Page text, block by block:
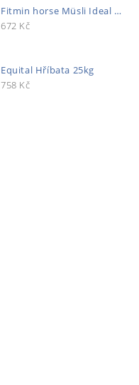
Fitmin horse Müsli Ideal 20kg
672 Kč
Equital Hříbata 25kg
758 Kč